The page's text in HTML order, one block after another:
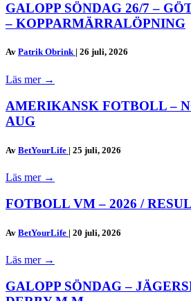
GALOPP SÖNDAG 26/7 –
– KOPPARMÄRRALÖPNING
Av Patrik Obrink | 26 juli, 2026
Läs mer →
AMERIKANSK FOTBOLL –
AUG
Av BetYourLife | 25 juli, 2026
Läs mer →
FOTBOLL VM – 2026 /
Av BetYourLife | 20 juli, 2026
Läs mer →
GALOPP SÖNDAG –